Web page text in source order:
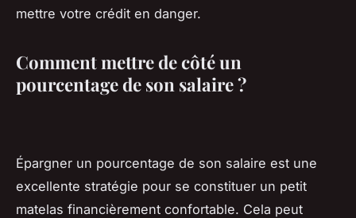
mettre votre crédit en danger.
Comment mettre de côté un
pourcentage de son salaire ?
Épargner un pourcentage de son salaire est une
excellente stratégie pour se constituer un petit
matelas financièrement confortable. Cela peut